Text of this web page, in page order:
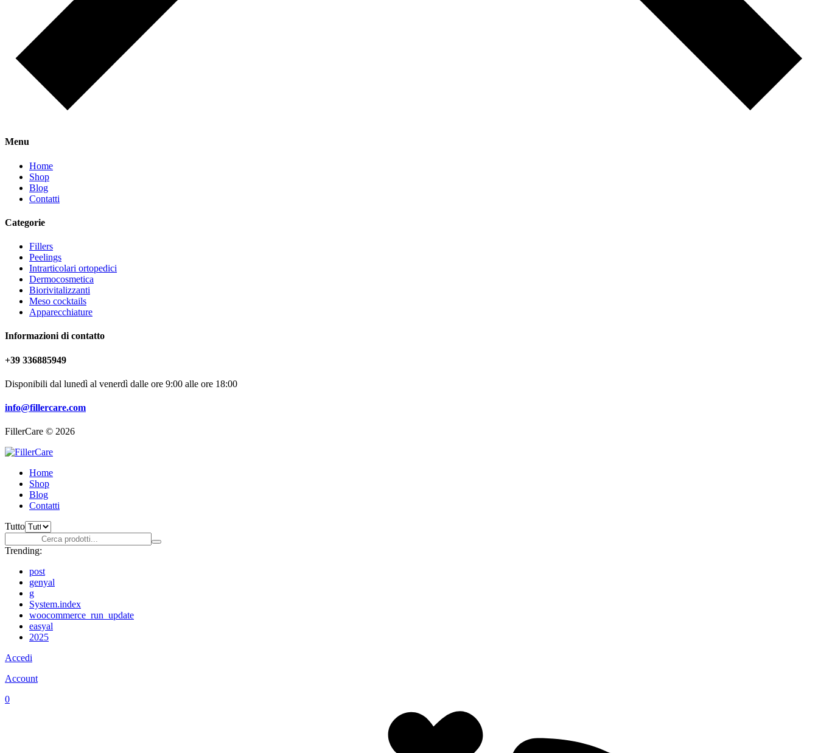
Menu
Home
Shop
Blog
Contatti
Categorie
Fillers
Peelings
Intrarticolari ortopedici
Dermocosmetica
Biorivitalizzanti
Meso cocktails
Apparecchiature
Informazioni di contatto
+39 336885949
Disponibili dal lunedì al venerdì dalle ore 9:00 alle ore 18:00
info@fillercare.com
FillerCare © 2026
Home
Shop
Blog
Contatti
Tutto
Trending:
post
genyal
g
System.index
woocommerce_run_update
easyal
2025
Accedi
Account
0